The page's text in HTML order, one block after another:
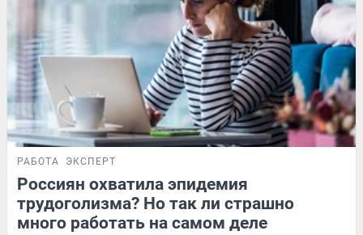
РАБОТА ЭКСПЕРТ
Россиян охватила эпидемия
трудоголизма? Но так ли страшно
много работать на самом деле